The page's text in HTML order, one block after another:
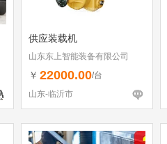
供应装载机
山东东上智能装备有限公司
￥ 22000.00/台
山东-临沂市